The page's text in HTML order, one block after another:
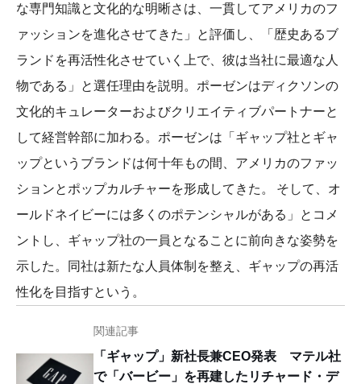
な専門知識と文化的な明晰さは、一貫してアメリカのフ
ァッションを進化させてきた」と評価し、「歴史あるブ
ランドを再活性化させていく上で、彼は当社に最適な人
物である」と選任理由を説明。ポーゼンはディクソンの
文化的キュレーターおよびクリエイティブパートナーと
して経営幹部に加わる。ポーゼンは「ギャップ社とギャ
ップというブランドは何十年もの間、アメリカのファッ
ションとポップカルチャーを形成してきた。 そして、オ
ールドネイビーには多くのポテンシャルがある」とコメ
ントし、ギャップ社の一員となることに前向きな姿勢を
示した。同社は新たな人員体制を整え、ギャップの再活
性化を目指すという。
関連記事
「ギャップ」新社長兼CEO発表 マテル社
で「バービー」を再建したリチャード・デ